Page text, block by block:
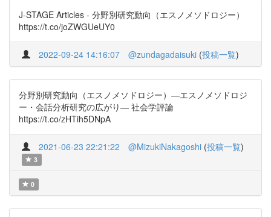
J-STAGE Articles - 分野別研究動向（エスノメソドロジー）
https://t.co/joZWGUeUY0
2022-09-24 14:16:07 @zundagadaisuki (投稿一覧)
分野別研究動向（エスノメソドロジー）―エスノメソドロジ
ー・会話分析研究の広がり― 社会学評論
https://t.co/zHTih5DNpA
2021-06-23 22:21:22 @MizukiNakagoshi (投稿一覧)
3
0